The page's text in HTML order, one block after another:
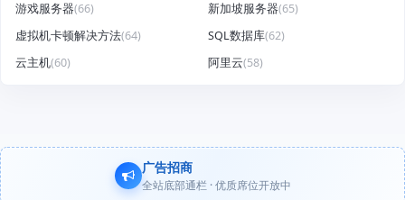
游戏服务器(66) 新加坡服务器(65)
虚拟机卡顿解决方法(64) SQL数据库(62)
云主机(60) 阿里云(58)
广告招商
全站底部通栏 · 优质席位开放中